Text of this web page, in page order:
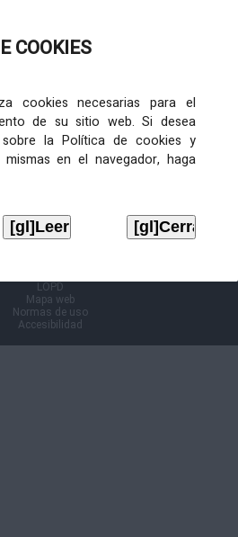
COOKIES
cookies necesarias para el
de su sitio web. Si desea
la Política de cookies y
en el navegador, haga
LOPD
Mapa web
Normas de uso
Accesibilidad